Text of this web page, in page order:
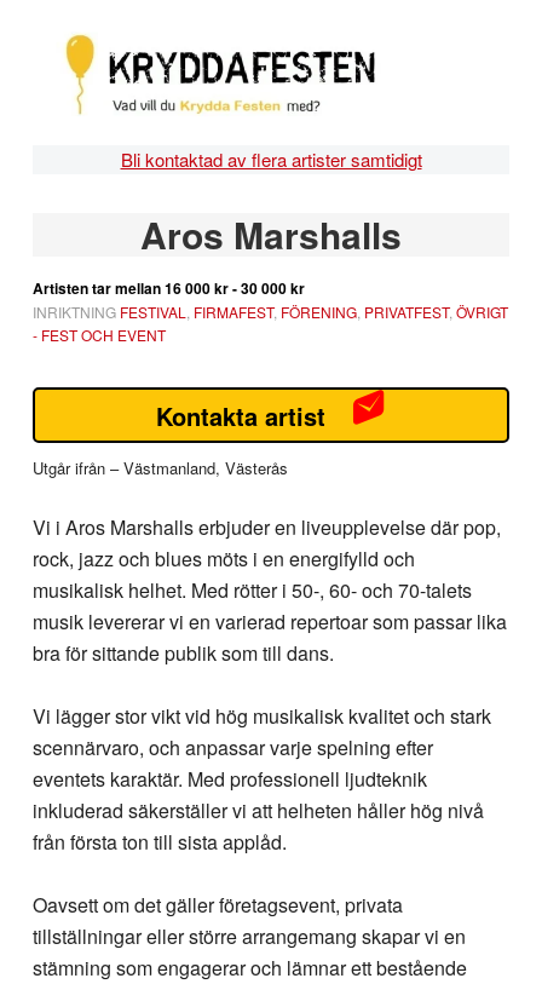
huvudnavigering
huvudinnehåll
Bli kontaktad av flera artister samtidigt
Aros Marshalls
Artisten tar mellan16 000 kr - 30 000 kr
INRIKTNING FESTIVAL, FIRMAFEST, FÖRENING, PRIVATFEST,ÖVRIGT
- FEST OCH EVENT
Kontakta artist
Utgår ifrån – Västmanland, Västerås
Vi i Aros Marshalls erbjuder en liveupplevelse där pop,
rock, jazz och blues möts i en energifylld och
musikalisk helhet. Med rötter i 50-, 60- och 70-talets
musik levererar vi en varierad repertoar som passar lika
bra för sittande publik som till dans.
Vi lägger stor vikt vid hög musikalisk kvalitet och stark
scennärvaro, och anpassar varje spelning efter
eventets karaktär. Med professionell ljudteknik
inkluderad säkerställer vi att helheten håller hög nivå
från första ton till sista applåd.
Oavsett om det gäller företagsevent, privata
tillställningar eller större arrangemang skapar vi en
stämning som engagerar och lämnar ett bestående